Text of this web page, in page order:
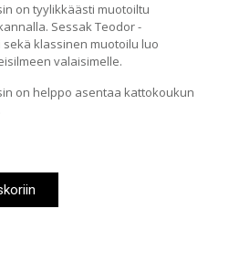
on tyylikkäästi muotoiltu
Sessak Teodor -
klassinen muotoilu luo
valaisimelle.
on helppo asentaa kattokoukun